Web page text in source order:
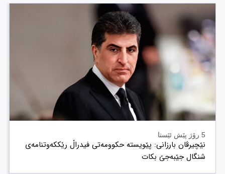
5 رۆژ پێش ئێستا
نێچیرڤان بارزانی: پێویستە حکوومەتی فیدراڵ رێککەوتنامەی
شنگال جێبەجێ بکات